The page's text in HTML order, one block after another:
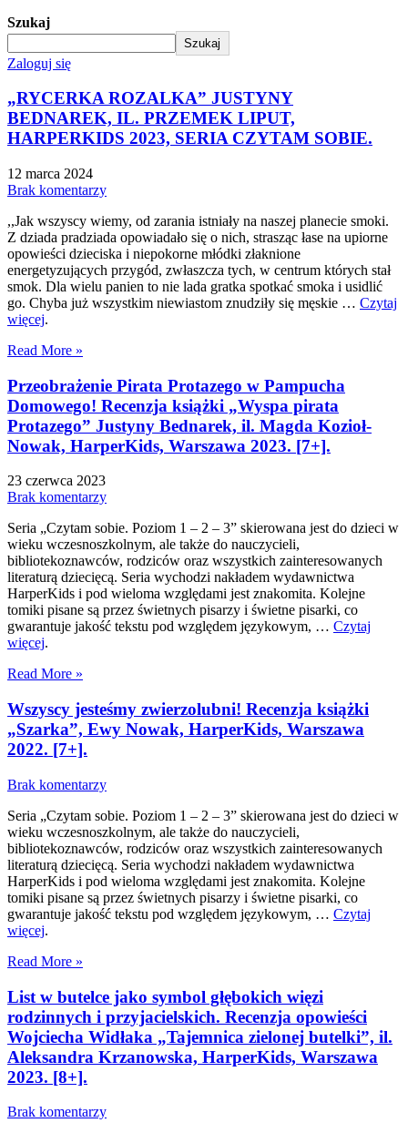
Szukaj
Szukaj
Zaloguj się
„RYCERKA ROZALKA” JUSTYNY
BEDNAREK, IL. PRZEMEK LIPUT,
HARPERKIDS 2023, SERIA CZYTAM SOBIE.
12 marca 2024
Brak komentarzy
,,Jak wszyscy wiemy, od zarania istniały na naszej planecie smoki.
Z dziada pradziada opowiadało się o nich, strasząc łase na upiorne
opowieści dzieciska i niepokorne młódki złaknione
energetyzujących przygód, zwłaszcza tych, w centrum których stał
smok. Dla wielu panien to nie lada gratka spotkać smoka i usidlić
go. Chyba już wszystkim niewiastom znudziły się męskie … Czytaj
więcej.
Read More »
Przeobrażenie Pirata Protazego w Pampucha
Domowego! Recenzja książki „Wyspa pirata
Protazego” Justyny Bednarek, il. Magda Kozioł-
Nowak, HarperKids, Warszawa 2023. [7+].
23 czerwca 2023
Brak komentarzy
Seria „Czytam sobie. Poziom 1 – 2 – 3” skierowana jest do dzieci w
wieku wczesnoszkolnym, ale także do nauczycieli,
bibliotekoznawców, rodziców oraz wszystkich zainteresowanych
literaturą dziecięcą. Seria wychodzi nakładem wydawnictwa
HarperKids i pod wieloma względami jest znakomita. Kolejne
tomiki pisane są przez świetnych pisarzy i świetne pisarki, co
gwarantuje jakość tekstu pod względem językowym, … Czytaj
więcej.
Read More »
Wszyscy jesteśmy zwierzolubni! Recenzja książki
„Szarka”, Ewy Nowak, HarperKids, Warszawa
2022. [7+].
Brak komentarzy
Seria „Czytam sobie. Poziom 1 – 2 – 3” skierowana jest do dzieci w
wieku wczesnoszkolnym, ale także do nauczycieli,
bibliotekoznawców, rodziców oraz wszystkich zainteresowanych
literaturą dziecięcą. Seria wychodzi nakładem wydawnictwa
HarperKids i pod wieloma względami jest znakomita. Kolejne
tomiki pisane są przez świetnych pisarzy i świetne pisarki, co
gwarantuje jakość tekstu pod względem językowym, … Czytaj
więcej.
Read More »
List w butelce jako symbol głębokich więzi
rodzinnych i przyjacielskich. Recenzja opowieści
Wojciecha Widłaka „Tajemnica zielonej butelki”, il.
Aleksandra Krzanowska, HarperKids, Warszawa
2023. [8+].
Brak komentarzy